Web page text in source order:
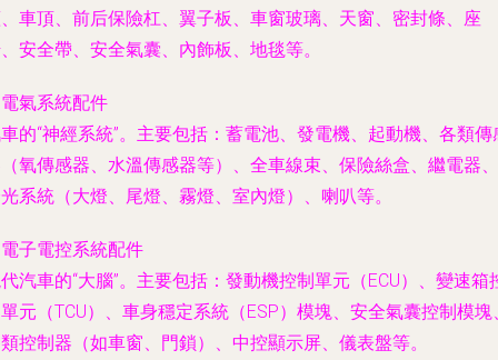
車頂、前后保險杠、翼子板、車窗玻璃、天窗、密封條、座
安全帶、安全氣囊、內飾板、地毯等。
電氣系統配件
的“神經系統”。主要包括：蓄電池、發電機、起動機、各類傳
氧傳感器、水溫傳感器等）、全車線束、保險絲盒、繼電器、
系統（大燈、尾燈、霧燈、室內燈）、喇叭等。
電子電控系統配件
汽車的“大腦”。主要包括：發動機控制單元（ECU）、變速箱
元（TCU）、車身穩定系統（ESP）模塊、安全氣囊控制模塊
控制器（如車窗、門鎖）、中控顯示屏、儀表盤等。